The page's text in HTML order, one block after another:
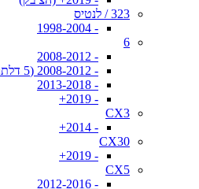
323 / לנטיס
- 1998-2004
6
- 2008-2012
- 2008-2012 (5 דלתות)
- 2013-2018
- 2019+
CX3
- 2014+
CX30
- 2019+
CX5
- 2012-2016